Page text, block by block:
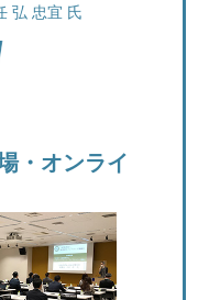
弘 忠宜 氏
・オンライ